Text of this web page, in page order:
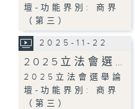
壇-功能界別: 商界
（第三）
2025-11-22
2025立法會選…
2025立法會選舉論
壇-功能界別: 商界
（第三）